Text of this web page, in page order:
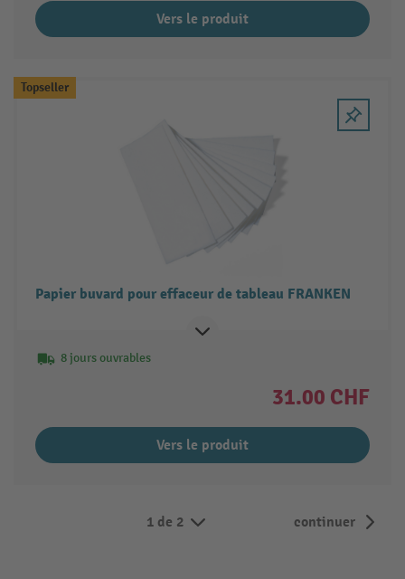
Vers le produit
Topseller
Papier buvard pour effaceur de tableau FRANKEN
8 jours ouvrables
31.00 CHF
Vers le produit
1 de 2 continuer